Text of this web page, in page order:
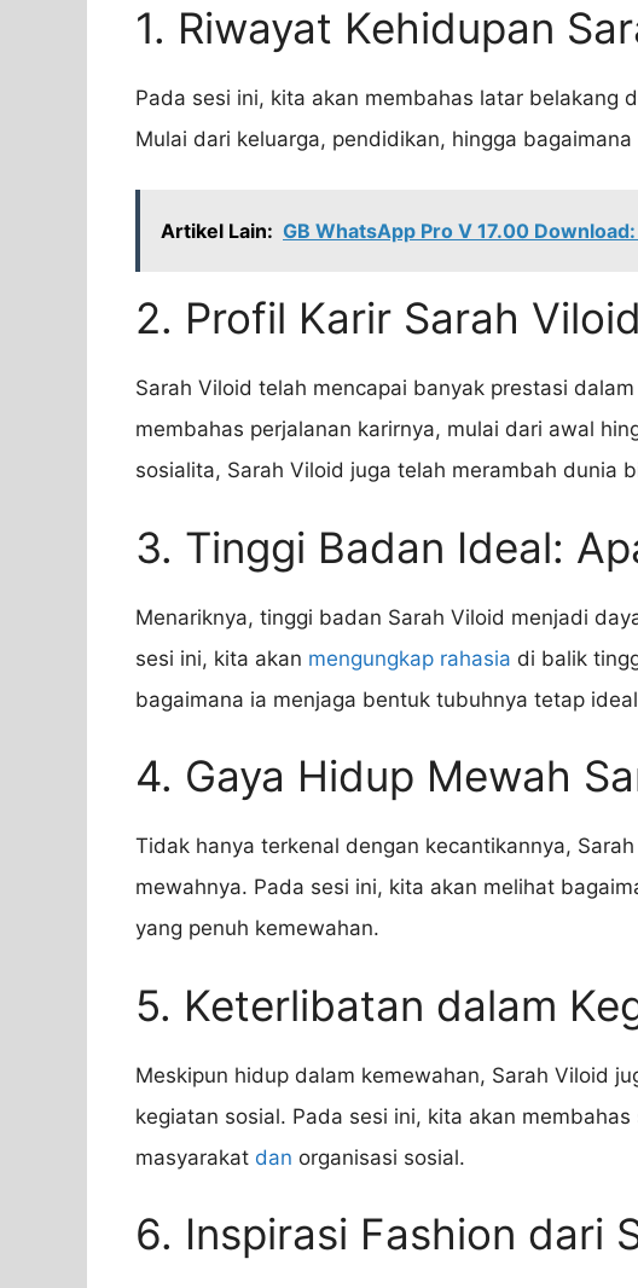
1. Riwayat Kehidupan
Pada sesi ini, kita akan membahas latar belakang
Mulai dari keluarga, pendidikan, hingga
Artikel Lain: GB WhatsApp Pro V 17.00
2. Profil Karir Sarah Viloid
Sarah Viloid telah mencapai banyak prestasi
membahas perjalanan karirnya, mulai dari awal
sosialita, Sarah Viloid juga telah merambah dunia
3. Tinggi Badan Ideal:
Menariknya, tinggi badan Sarah Viloid menjadi
sesi ini, kita akan mengungkap rahasia di balik
bagaimana ia menjaga bentuk tubuhnya tetap
4. Gaya Hidup Mewah
Tidak hanya terkenal dengan kecantikannya,
mewahnya. Pada sesi ini, kita akan melihat
yang penuh kemewahan.
5. Keterlibatan dalam
Meskipun hidup dalam kemewahan, Sarah Viloid
kegiatan sosial. Pada sesi ini, kita akan
masyarakat dan organisasi sosial.
6. Inspirasi Fashion dari